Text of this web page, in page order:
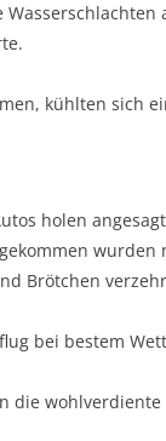
kühlten sich
holen
Brötchen
bei bestem
die wohlverdiente